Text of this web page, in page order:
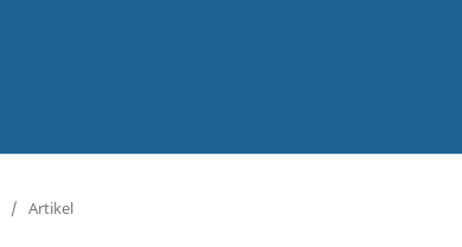
/ Artikel